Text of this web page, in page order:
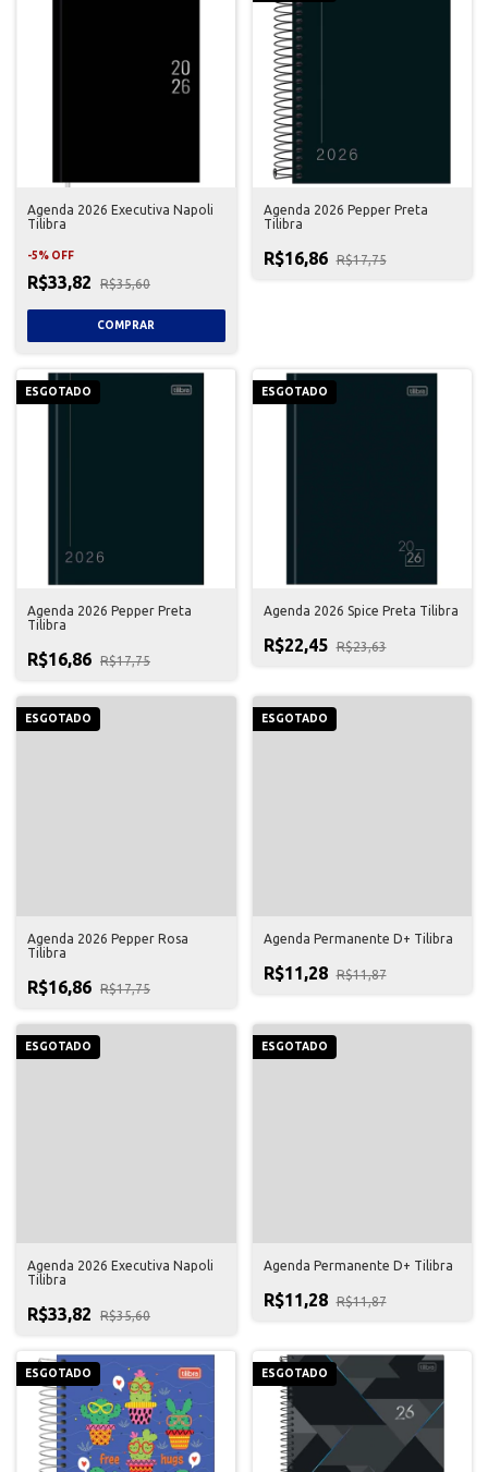
Agenda 2026 Executiva Napoli
Tilibra
-5% OFF
R$33,82 R$35,60
Agenda 2026 Pepper Preta
Tilibra
R$16,86 R$17,75
ESGOTADO
Agenda 2026 Pepper Preta
Tilibra
R$16,86 R$17,75
ESGOTADO
Agenda 2026 Spice Preta Tilibra
R$22,45 R$23,63
ESGOTADO
Agenda 2026 Pepper Rosa
Tilibra
R$16,86 R$17,75
ESGOTADO
Agenda Permanente D+ Tilibra
R$11,28 R$11,87
ESGOTADO
Agenda 2026 Executiva Napoli
Tilibra
R$33,82 R$35,60
ESGOTADO
Agenda Permanente D+ Tilibra
R$11,28 R$11,87
ESGOTADO ESGOTADO